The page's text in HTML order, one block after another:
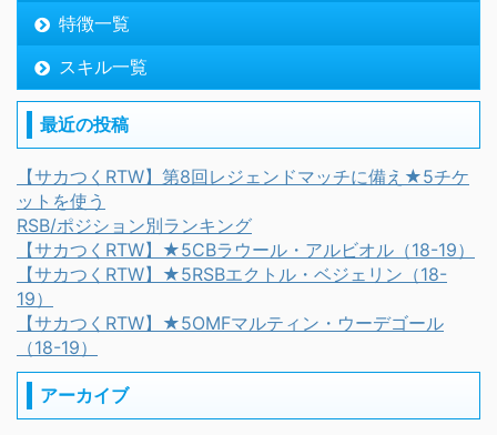
特徴一覧
スキル一覧
最近の投稿
【サカつくRTW】第8回レジェンドマッチに備え★5チケ
ットを使う
RSB/ポジション別ランキング
【サカつくRTW】★5CBラウール・アルビオル（18-19）
【サカつくRTW】★5RSBエクトル・ベジェリン（18-
19）
【サカつくRTW】★5OMFマルティン・ウーデゴール
（18-19）
アーカイブ